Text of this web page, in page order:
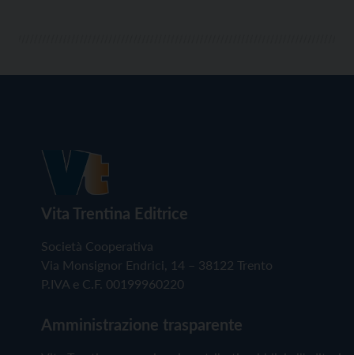
Vita Trentina Editrice
Società Cooperativa
Via Monsignor Endrici, 14 – 38122 Trento
P.IVA e C.F. 00199960220
Amministrazione trasparente